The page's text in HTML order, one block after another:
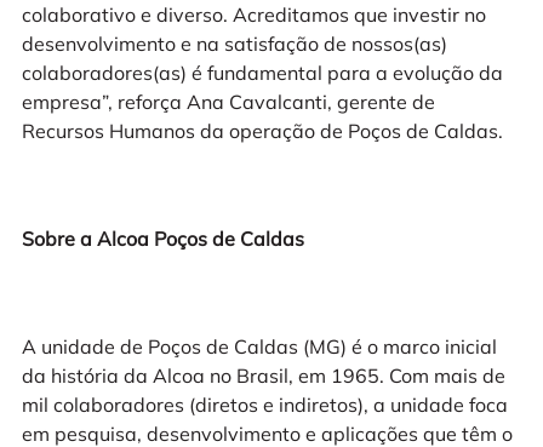
colaborativo e diverso. Acreditamos que investir no
desenvolvimento e na satisfação de nossos(as)
colaboradores(as) é fundamental para a evolução da
empresa”, reforça Ana Cavalcanti, gerente de
Recursos Humanos da operação de Poços de Caldas.
Sobre a Alcoa Poços de Caldas
A unidade de Poços de Caldas (MG) é o marco inicial
da história da Alcoa no Brasil, em 1965. Com mais de
mil colaboradores (diretos e indiretos), a unidade foca
em pesquisa, desenvolvimento e aplicações que têm o